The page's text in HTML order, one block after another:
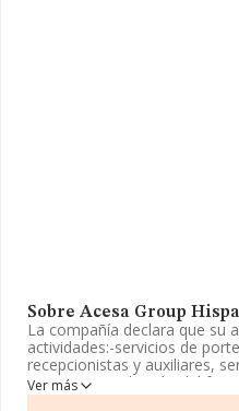
Sobre Acesa Group
La compañía declara que su
actividades:-servicios de
recepcionistas y auxiliares,
como comprobación del
de seguri. La empresa
Ver más